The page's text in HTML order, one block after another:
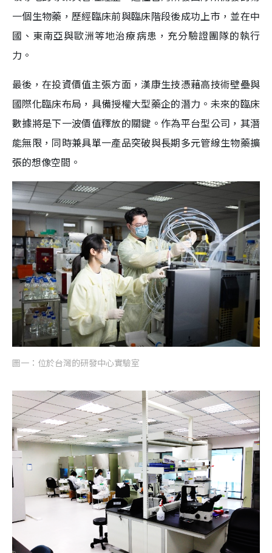
一個生物藥，歷經臨床前與臨床階段後成功上市，並在中
國、東南亞與歐洲等地治療病患，充分驗證團隊的執行
力。
最後，在投資價值主張方面，漢康生技憑藉高技術壁壘與
國際化臨床布局，具備授權大型藥企的潛力。未來的臨床
數據將是下一波價值釋放的關鍵。作為平台型公司，其潛
能無限，同時兼具單一產品突破與長期多元管線生物藥擴
張的想像空間。
圖一：位於台灣的研發中心實驗室